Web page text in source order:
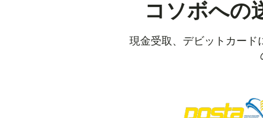
コソボへの
現金受取、デビットカード